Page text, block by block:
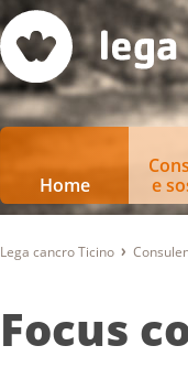
Home
e
Lega cancro Ticino
Focus